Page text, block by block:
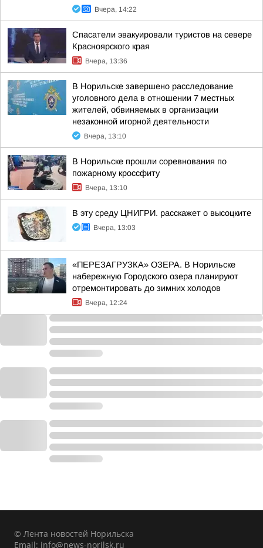
Вчера, 14:22
Спасатели эвакуировали туристов на севере
Красноярского края
Вчера, 13:36
В Норильске завершено расследование
уголовного дела в отношении 7 местных
жителей, обвиняемых в организации
незаконной игорной деятельности
Вчера, 13:10
В Норильске прошли соревнования по
пожарному кроссфиту
Вчера, 13:10
В эту среду ЦНИГРИ. расскажет о высоцките
Вчера, 13:03
«ПЕРЕЗАГРУЗКА» ОЗЕРА. В Норильске
набережную Городского озера планируют
отремонтировать до зимних холодов
Вчера, 12:24
© Лента новостей Норильска
Email: info@news-norilsk.ru